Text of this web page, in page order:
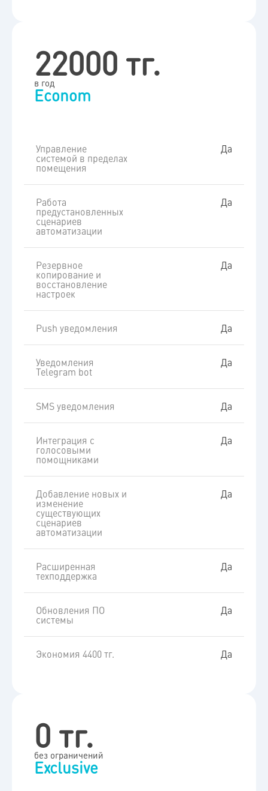
22000 тг.
в год
Econom
Управление
системой в пределах
помещения
Да
Работа
предустановленных
сценариев
автоматизации
Да
Резервное
копирование и
восстановление
настроек
Да
Push уведомления Да
Уведомления
Telegram bot
Да
SMS уведомления Да
Интеграция с
голосовыми
помощниками
Да
Добавление новых и
изменение
существующих
сценариев
автоматизации
Да
Расширенная
техподдержка
Да
Обновления ПО
системы
Да
Экономия 4400 тг. Да
0 тг.
без ограничений
Exclusive